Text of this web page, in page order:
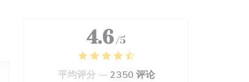
4.6 /5
平均评分 —2350 评论